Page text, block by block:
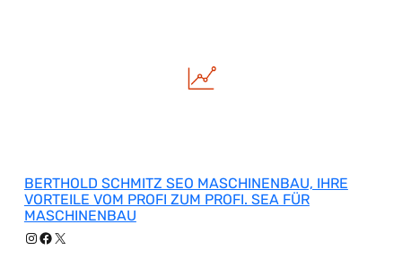
BERTHOLD SCHMITZ SEO MASCHINENBAU, IHRE
VORTEILE VOM PROFI ZUM PROFI. SEA FÜR
MASCHINENBAU
Instagram
Facebook
X